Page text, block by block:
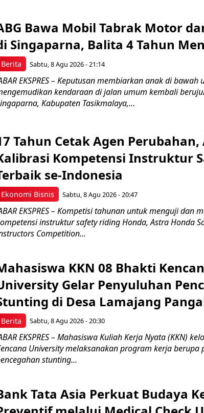
Berita
Bawa Mobil Tabrak Motor
Singaparna, Balita 4 Tahun
Sabtu, 8 Agu 2026 - 21:14
EKSPRES – Keputusan membiarkan anak di bawah
kendaraan di jalan umum kembali
Kabupaten Tasikmalaya,...
Ekonomi Bisnis
Tahun Cetak Agen Perubahan,
Kompetensi Instruktur
se-Indonesia
Sabtu, 8 Agu 2026 - 20:47
EKSPRES – Kompetisi tahunan untuk menguji dan
instruktur safety riding Honda, Astra Honda
Competition...
Berita
KKN 08 Bhakti
Gelar Penyuluhan
di Desa Lamajang
Sabtu, 8 Agu 2026 - 20:30
EKSPRES – Mahasiswa Kuliah Kerja Nyata (KKN)
University melaksanakan program kerja berupa
stunting...
Tata Asia Perkuat Budaya